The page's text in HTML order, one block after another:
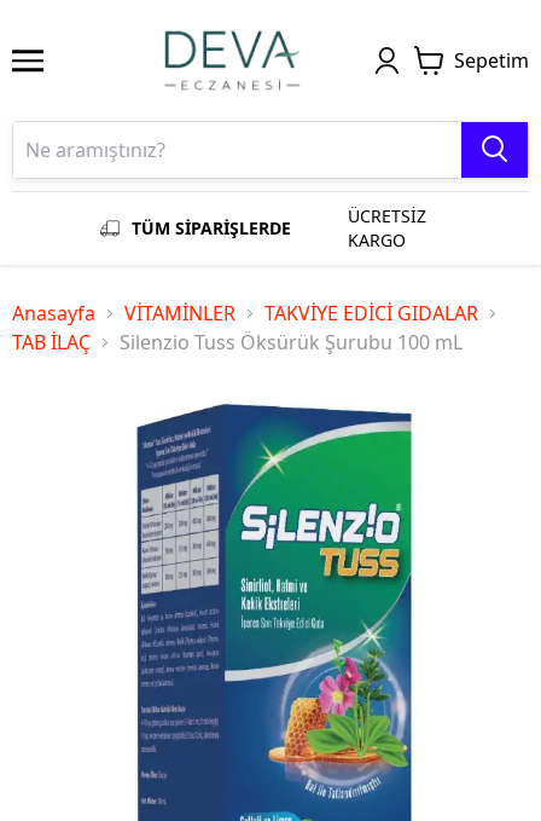
Sepetim
TÜM SİPARİŞLERDE
ÜCRETSİZ
KARGO
Anasayfa VİTAMİNLER
TAKVİYE EDİCİ GIDALAR
TAB İLAÇ
Silenzio Tuss Öksürük Şurubu 100 mL